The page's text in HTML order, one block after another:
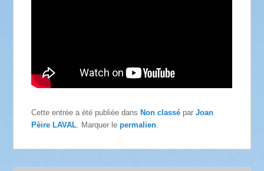
Cette entrée a été publiée dans Non classé parJoan
Pèire LAVAL. Marquer lepermalien.